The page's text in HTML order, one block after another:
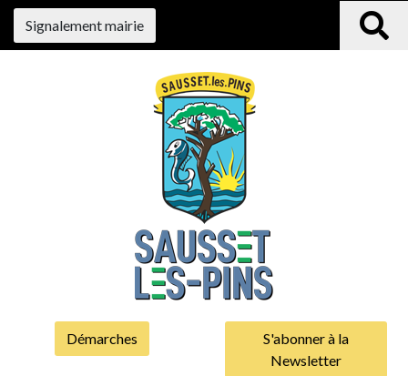
Signalement mairie
Démarches
S'abonner à la
Newsletter